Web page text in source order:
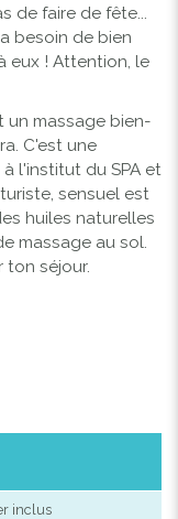
de faire de fête...
besoin de bien
eux ! Attention, le
un massage bien-
C'est une
l'institut du SPA et
sensuel est
huiles naturelles
massage au sol.
séjour.
inclus